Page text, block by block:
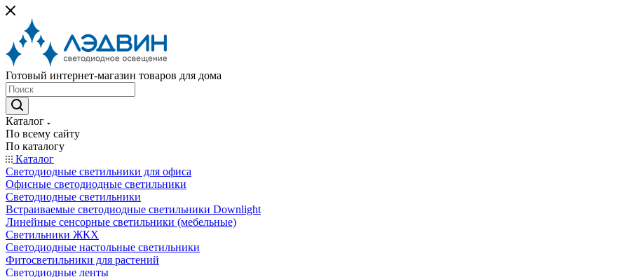
Готовый интернет-магазин товаров для дома
Каталог
По всему сайту
По каталогу
Каталог
Светодиодные светильники для офиса
Офисные светодиодные светильники
Светодиодные светильники
Встраиваемые светодиодные светильники Downlight
Линейные сенсорные светильники (мебельные)
Светильники ЖКХ
Светодиодные настольные светильники
Фитосветильники для растений
Светодиодные ленты